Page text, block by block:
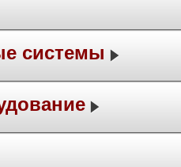
системы